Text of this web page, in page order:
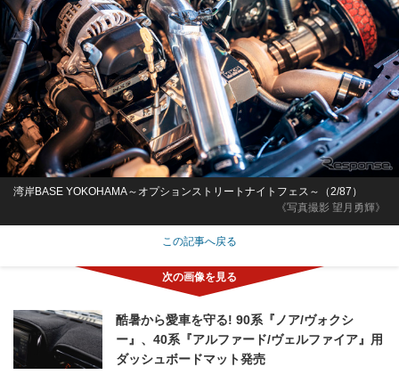
《写真撮影 望月勇輝》
湾岸BASE YOKOHAMA～オプションストリートナイトフェス～（2/87）
この記事へ戻る
酷暑から愛車を守る! 90系『ノア/ヴォクシ
ー』、40系『アルファード/ヴェルファイア』用
ダッシュボードマット発売